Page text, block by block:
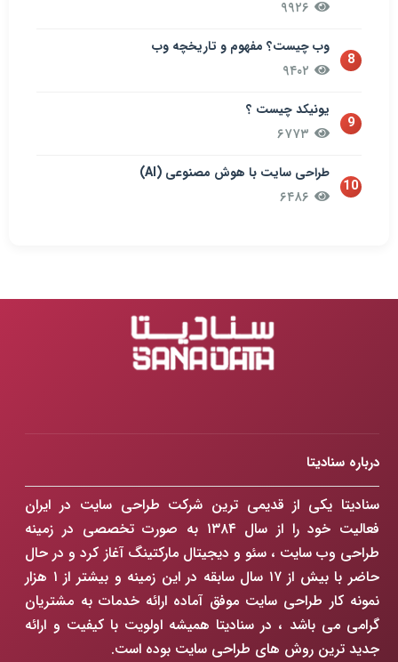
8
وب چیست؟ مفهوم و تاریخچه وب
9
یونیکد چیست ؟
10
طراحی سایت با هوش مصنوعی (AI)
درباره سنادیتا
سنادیتا یکی از قدیمی ترین شرکت طراحی سایت در ایران
فعالیت خود را از سال ۱۳۸۴ به صورت تخصصی در زمینه
طراحی وب سایت ، سئو و دیجیتال مارکتینگ آغاز کرد و در حال
حاضر با بیش از ۱۷ سال سابقه در این زمینه و بیشتر از ۱ هزار
نمونه کار طراحی سایت موفق آماده ارائه خدمات به مشتریان
گرامی می باشد ، در سنادیتا همیشه اولویت با کیفیت و ارائه
جدید ترین روش های طراحی سایت بوده است.